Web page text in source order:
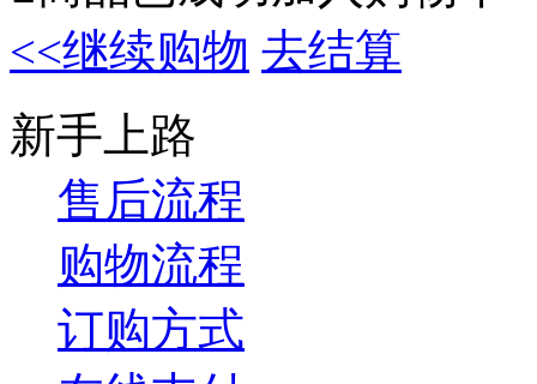
<<继续购物 去结算
新手上路
售后流程
购物流程
订购方式